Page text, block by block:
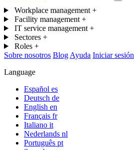
Workplace management +
Facility management +
IT service management +
Sectores +
Roles +
Sobre nosotros Blog Ayuda Iniciar sesión
Language
Español es
Deutsch de
English en
Français fr
Italiano it
Nederlands nl
Português pt